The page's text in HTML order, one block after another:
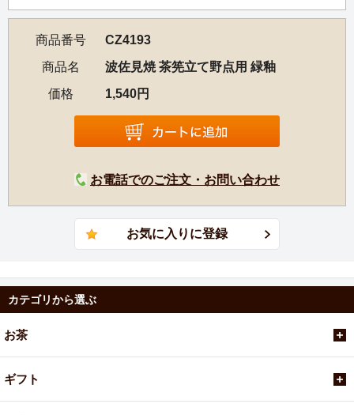
商品番号
CZ4193
商品名
波佐見焼 茶筅立て野点用 緑釉
価格
1,540円
お電話でのご注文・お問い合わせ
カテゴリから選ぶ
お茶
ギフト